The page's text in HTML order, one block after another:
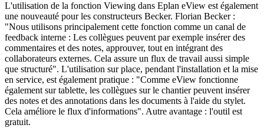
L'utilisation de la fonction Viewing dans Eplan eView est également
une nouveauté pour les constructeurs Becker. Florian Becker :
"Nous utilisons principalement cette fonction comme un canal de
feedback interne : Les collègues peuvent par exemple insérer des
commentaires et des notes, approuver, tout en intégrant des
collaborateurs externes. Cela assure un flux de travail aussi simple
que structuré". L'utilisation sur place, pendant l'installation et la mise
en service, est également pratique : "Comme eView fonctionne
également sur tablette, les collègues sur le chantier peuvent insérer
des notes et des annotations dans les documents à l'aide du stylet.
Cela améliore le flux d'informations". Autre avantage : l'outil est
gratuit.